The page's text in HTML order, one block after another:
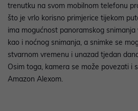
trenutku na svom mobilnom telefonu
što je vrlo korisno primjerice tijekom
ima mogućnost panoramskog
kao i noćnog snimanja, a snimke se
stvarnom vremenu i unazad tjedan
Osim toga, kamera se može povezati i
Amazon Alexom.